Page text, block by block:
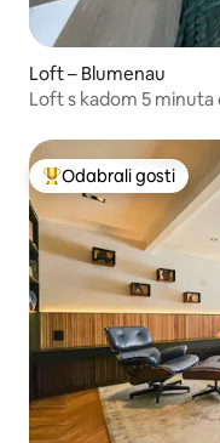
Loft – Blumenau
Loft s kadom 5 minuta
Među najviše
Odabrali gosti